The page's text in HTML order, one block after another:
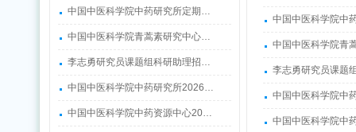
中国中医科学院中药研究所定期…
中国中医科学院青蒿素研究中心…
李志勇研究员课题组科研助理招…
中国中医科学院中药研究所2026…
中国中医科学院中药资源中心20…
中国中医科学院中
中国中医科学院青
李志勇研究员课题
中国中医科学院中
中国中医科学院中